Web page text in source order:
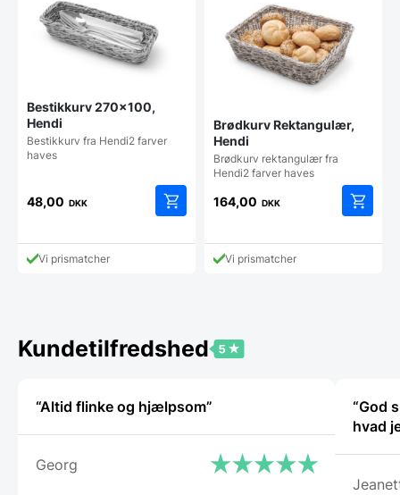
Bestikkurv 270×100,
Hendi
Bestikkurv fra Hendi2 farver
haves
48,00 DKK
vare
vælges
på
Vi prismatcher
Brødkurv Rektangulær,
Hendi
Brødkurv rektangulær fra
Hendi2 farver haves
164,00 DKK
vare
Vi prismatcher
Kundetilfredshed
“Altid flinke og hjælpsom”
Georg
“God